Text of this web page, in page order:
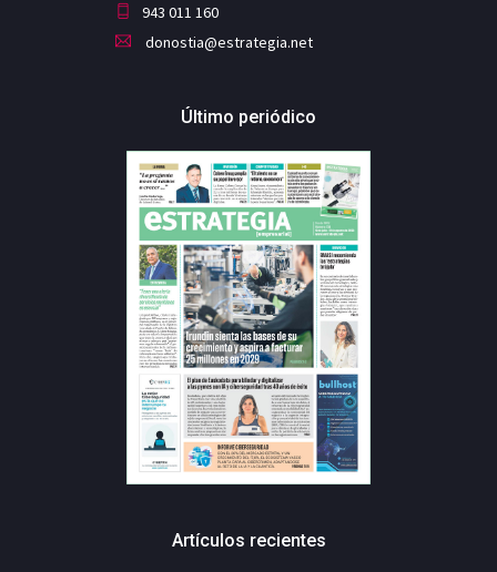
943 011 160
donostia@estrategia.net
Último periódico
Artículos recientes